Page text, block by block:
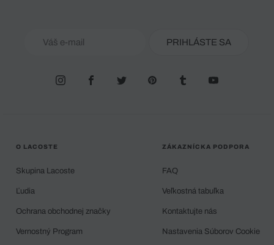
PRIHLÁSTE SA
O LACOSTE
Skupina Lacoste
Ľudia
Ochrana obchodnej značky
Vernostný Program
ZÁKAZNÍCKA PODPORA
FAQ
Veľkostná tabuľka
Kontaktujte nás
Nastavenia Súborov Cookie